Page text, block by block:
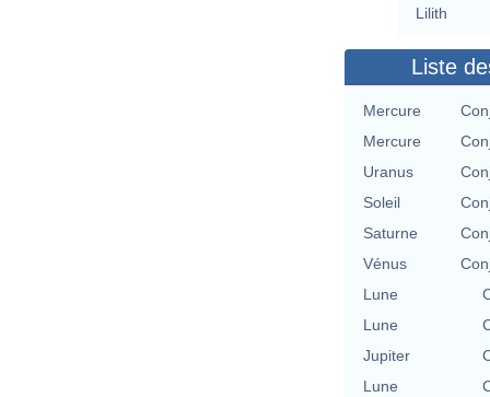
Lilith
Liste
Mercure
Mercure
Uranus
Soleil
Saturne
Vénus
Lune
Lune
Jupiter
Lune